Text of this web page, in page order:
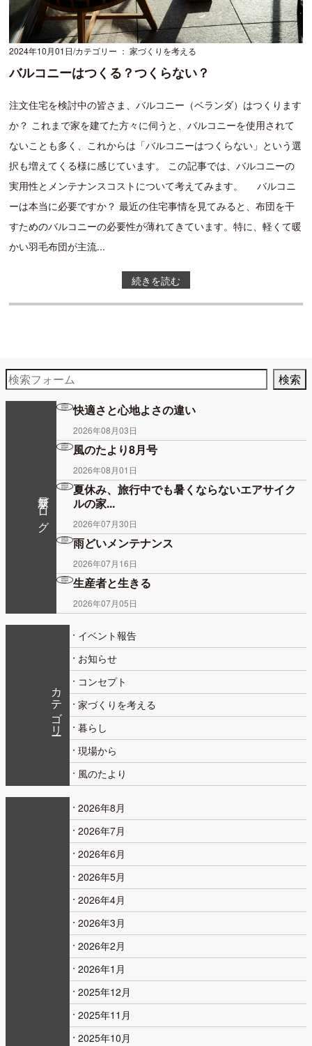
2024年10月01日カテゴリー ： 家づくりを考える
バルコニーはつくる？つくらない？
注文住宅を検討中の皆さま、バルコニー（ベランダ）はつくります
か？ これまで家を建てた方々に伺うと、バルコニーを使用されて
ないことも多く、これからは「バルコニーはつくらない」という選
択も増えてくる様に感じています。 この記事では、バルコニーの
実用性とメンテナンスコストについて考えてみます。 バルコニ
ーは本当に必要ですか？ 最近の住宅事情を見てみると、布団を干
すためのバルコニーの必要性が薄れてきています。特に、軽くて暖
かい羽毛布団が主流...
続きを読む
最新ブログ
快適さと心地よさの違い
2026年08月03日
風のたより8月号
2026年08月01日
夏休み、旅行中でも暑くならないエアサイク
ルの家...
2026年07月30日
雨どいメンテナンス
2026年07月16日
生産者と生きる
2026年07月05日
カテゴリー
イベント報告
お知らせ
コンセプト
家づくりを考える
暮らし
現場から
風のたより
2026年8月
2026年7月
2026年6月
2026年5月
2026年4月
2026年3月
2026年2月
2026年1月
2025年12月
2025年11月
2025年10月